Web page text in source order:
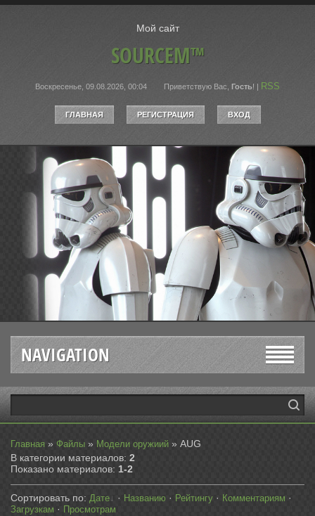
Мой сайт
SOURCEM™
Воскресенье, 09.08.2026, 00:04 Приветствую Вас Гость! | RSS
ГЛАВНАЯ РЕГИСТРАЦИЯ ВХОД
NAVIGATION
Главная » Файлы » Модели оружиий » AUG
В категории материалов: 2
Показано материалов: 1-2
Сортировать по: Дате · Названию · Рейтингу · Комментариям ·
Загрузкам · Просмотрам